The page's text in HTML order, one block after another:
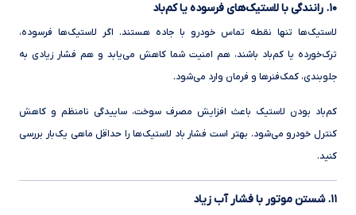
۱۰. رانندگی با لاستیک‌های فرسوده یا کم‌باد
لاستیک‌ها تنها نقطه تماس خودرو با جاده هستند. اگر لاستیک‌ها فرسوده،
ترک‌خورده یا کم‌باد باشند، هم امنیت شما کاهش می‌یابد و هم فشار زیادی به
جلوبندی، کمک‌فنرها و فرمان وارد می‌شود.
کم‌باد بودن لاستیک باعث افزایش مصرف سوخت، ساییدگی نامنظم و کاهش
کنترل خودرو می‌شود. بهتر است فشار باد لاستیک‌ها را حداقل ماهی یک‌بار بررسی
کنید.
۱۱. شستن موتور با فشار آب زیاد